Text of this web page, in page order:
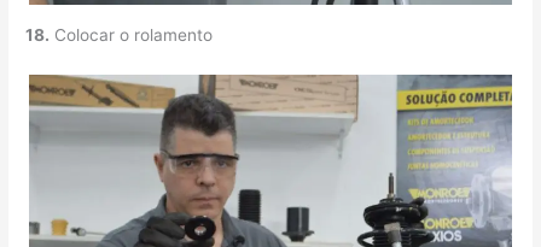
18. Colocar o rolamento